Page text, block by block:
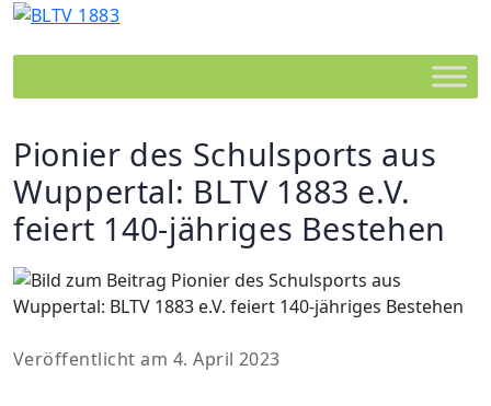
Pionier des Schulsports aus
Wuppertal: BLTV 1883 e.V.
feiert 140-jähriges Bestehen
Veröffentlicht am 4. April 2023